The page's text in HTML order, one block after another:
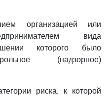
организацией или
вида
которого было
(надзорное)
риска, к которой